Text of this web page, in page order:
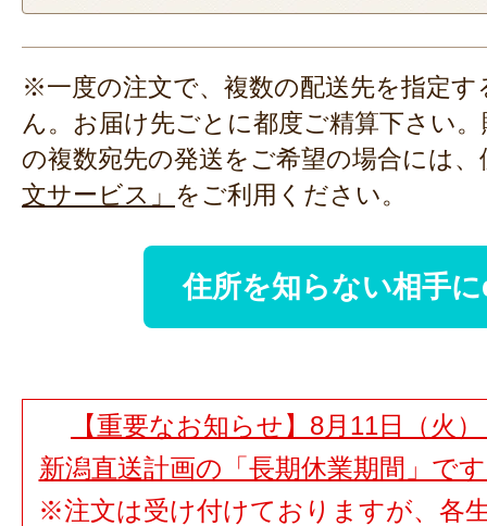
※一度の注文で、複数の配送先を指定
ん。お届け先ごとに都度ご精算下さい
の複数宛先の発送をご希望の場合には、
文サービス」 をご利用ください。
住所を知らない相手
【重要なお知らせ】8月11日（火
新潟直送計画の「長期休業期間」で
※注文は受け付けておりますが、各